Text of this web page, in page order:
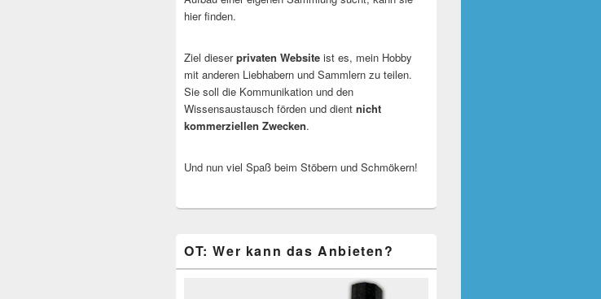
hier finden.
Ziel dieserprivaten Website ist es, mein Hobby
mit anderen Liebhabern und Sammlern zu teilen.
Sie soll die Kommunikation und den
Wissensaustausch förden und dient nicht
kommerziellen Zwecken.
Und nun viel Spaß beim Stöbern und Schmökern!
OT: Wer kann das Anbieten?